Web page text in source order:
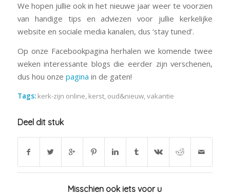
We hopen jullie ook in het nieuwe jaar weer te voorzien
van handige tips en adviezen voor jullie kerkelijke
website en sociale media kanalen, dus ‘stay tuned’.
Op onze Facebookpagina herhalen we komende twee
weken interessante blogs die eerder zijn verschenen,
dus hou onze pagina in de gaten!
Tags: kerk-zijn online, kerst, oud&nieuw,vakantie
Deel dit stuk
Misschien ook iets voor u